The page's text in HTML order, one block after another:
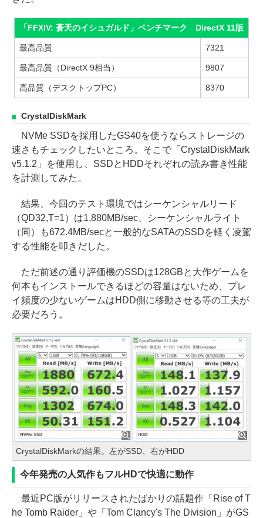
「FFXIV: 蒼天のイシュガルド」ベンチマーク DirectX 11版
最高品質 7321
最高品質（DirectX 9相当） 9807
高品質（デスクトップPC） 8370
CrystalDiskMark
NVMe SSDを採用したGS40を使うならストレージの
速さもチェックしたいところ。そこで「CrystalDiskMark
v5.1.2」を使用し、SSDとHDDそれぞれの読み書き性能
を計測してみた。
結果、今回のテスト環境ではシーケンシャルリード
（QD32,T=1）は1,880MB/sec、シーケンシャルライト
（同）も672.4MB/secと一般的なSATAのSSDを軽く凌駕
する性能を叩きだした。
ただ前述の通り評価機のSSDは128GBと大作ゲームを
何本もインストールできるほどの容量はないため、プレ
イ頻度の少ないゲームはHDD側に移動させる等の工夫が
必要だろう。
CrystalDiskMarkの結果。左がSSD、右がHDD
今年発売の人気作もフルHDで快適に動作
最近PC版がリリースされたばかりの話題作「Rise of T
he Tomb Raider」や「Tom Clancy's The Division」がGS